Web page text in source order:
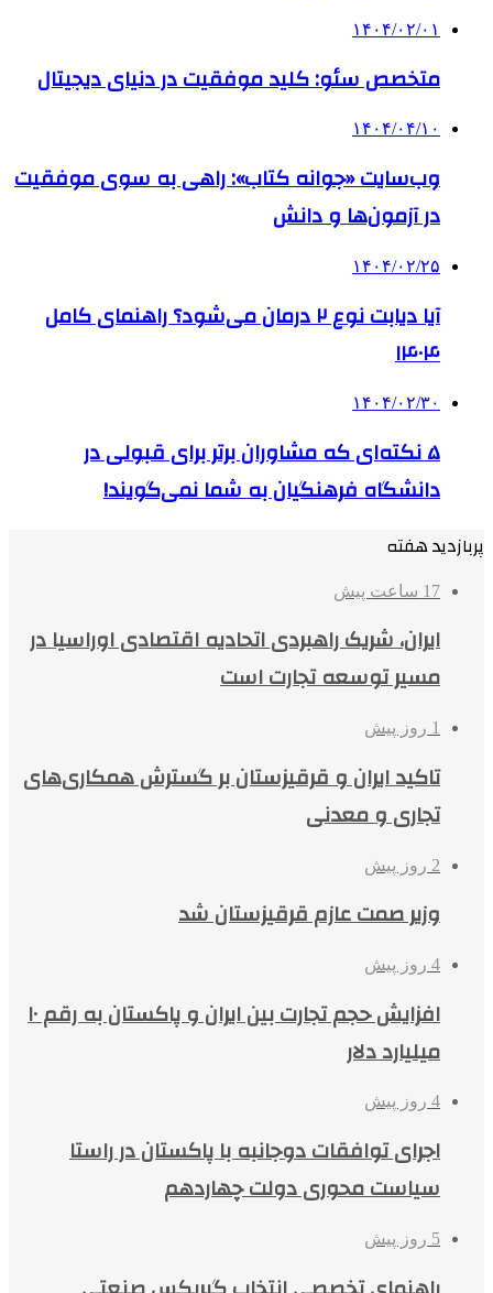
۱۴۰۴/۰۲/۰۱
متخصص سئو: کلید موفقیت در دنیای دیجیتال
۱۴۰۴/۰۴/۱۰
وب‌سایت «جوانه کتاب»: راهی به سوی موفقیت
در آزمون‌ها و دانش
۱۴۰۴/۰۲/۲۵
آیا دیابت نوع ۲ درمان می‌شود؟ راهنمای کامل
۱۴۰۴
۱۴۰۴/۰۲/۳۰
۵ نکته‌ای که مشاوران برتر برای قبولی در
دانشگاه فرهنگیان به شما نمی‌گویند!
پربازدید هفته
17 ساعت پیش
ایران، شریک راهبردی اتحادیه اقتصادی اوراسیا در
مسیر توسعه تجارت است
1 روز پیش
تاکید ایران و قرقیزستان بر گسترش همکاری‌های
تجاری و معدنی
2 روز پیش
وزیر صمت عازم قرقیزستان شد
4 روز پیش
افزایش حجم تجارت بین ایران و پاکستان به رقم ۱۰
میلیارد دلار
4 روز پیش
اجرای توافقات دوجانبه با پاکستان در راستا
سیاست محوری دولت چهاردهم
5 روز پیش